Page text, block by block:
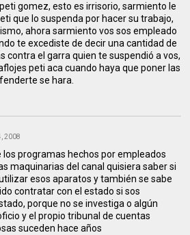
gomez, esto es irrisorio, sarmiento le
que lo suspenda por hacer su trabajo,
ahora sarmiento vos sos empleado
te excediste de decir una cantidad de
contra el garra quien te suspendió a vos,
peti aca cuando haya que poner las
se hara.
2008
los programas hechos por empleados
maquinarias del canal quisiera saber si
esos aparatos y también se sabe
contratar con el estado si sos
porque no se investiga o algún
y el propio tribunal de cuentas
suceden hace años